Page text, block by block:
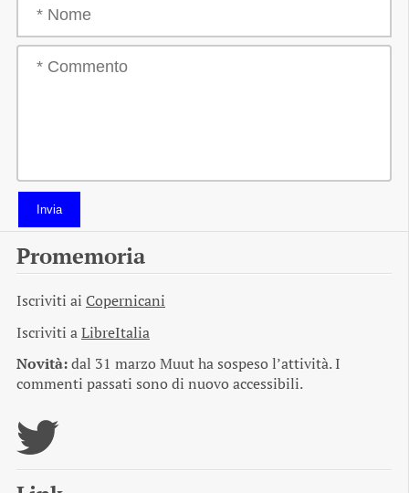
Invia
Promemoria
Iscriviti ai Copernicani
Iscriviti aLibreItalia
Novità:dal 31 marzo Muut ha sospeso l’attività. I
commenti passati sono di nuovo accessibili.